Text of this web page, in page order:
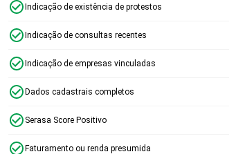
Indicação de existência de protestos
Indicação de consultas recentes
Indicação de empresas vinculadas
Dados cadastrais completos
Serasa Score Positivo
Faturamento ou renda presumida